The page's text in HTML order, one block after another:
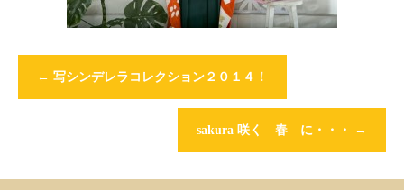
← 写シンデレラコレクション２０１４！
sakura 咲く 春 に・・・ →